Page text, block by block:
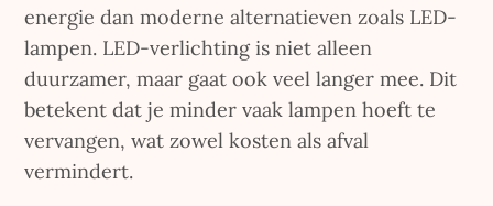
energie dan moderne alternatieven zoals LED-
lampen. LED-verlichting is niet alleen
duurzamer, maar gaat ook veel langer mee. Dit
betekent dat je minder vaak lampen hoeft te
vervangen, wat zowel kosten als afval
vermindert.